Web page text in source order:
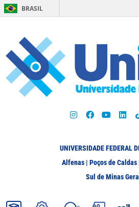
BRASIL
UNIVERSIDADE FEDERAL
Alfenas | Poços de
Sul de Minas